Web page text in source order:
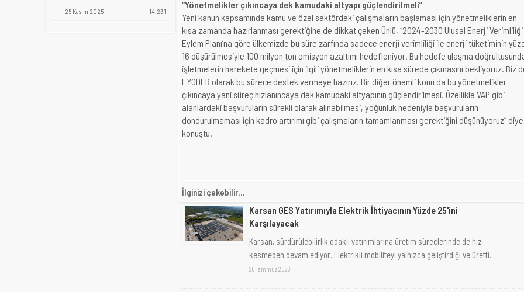
25 Kasım 2025 14.231
“Yönetmelikler çıkıncaya dek kamudaki altyapı güçlendirilmeli”
Yeni kanun kapsamında kamu ve özel sektördeki çalışmaların başlaması için yönetmeliklerin en
kısa zamanda hazırlanması gerektiğine de dikkat çeken Ünlü, “2024-2030 Ulusal Enerji Verimliliği
Eylem Planı’na göre ülkemizde bu süre zarfında sadece enerji verimliliği ile enerji tüketiminin
16 düşürülmesiyle 100 milyon ton emisyon azaltımı hedefleniyor. Bu hedefe ulaşma
işletmelerin harekete geçmesi için ilgili yönetmeliklerin en kısa sürede çıkmasını bekliyoruz. Biz
EYODER olarak bu sürece destek vermeye hazırız. Bir diğer önemli konu da bu yönetmelikler
çıkıncaya yani süreç hızlanıncaya dek kamudaki altyapının güçlendirilmesi. Özellikle VAP gibi
alanlardaki başvuruların sürekli olarak alınabilmesi, yoğunluk nedeniyle başvuruların
dondurulmaması için kadro artırımı gibi çalışmaların tamamlanması gerektiğini düşünüyoruz” diye
konuştu.
İlginizi çekebilir...
Karsan GES Yatırımıyla Elektrik İhtiyacının Yüzde 25'ini
Karşılayacak
Karsan, sürdürülebilirlik odaklı yatırımlarına üretim süreçlerinde de hız
kesmeden devam ediyor. Elektrikli mobiliteyi yalnızca geliştirdiği ve üretti...
25 Temmuz 2026